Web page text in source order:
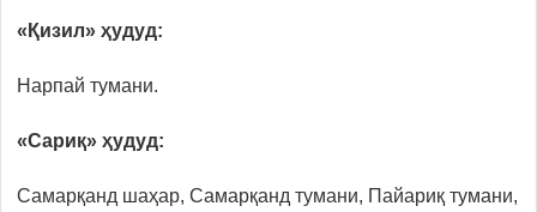
«Қизил» ҳудуд:
Нарпай тумани.
«Сариқ» ҳудуд:
Самарқанд шаҳар, Самарқанд тумани, Пайариқ тумани,